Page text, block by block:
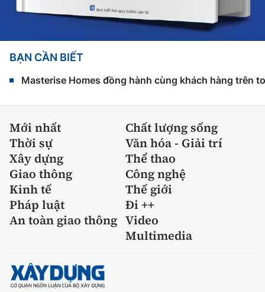
BẠN CẦN BIẾT
Masterise Homes đồng hành cùng khách hàng trên
Mới nhất
Chất lượng sống
Thời sự
Văn hóa - Giải trí
Xây dựng
Thể thao
Giao thông
Công nghệ
Kinh tế
Thế giới
Pháp luật
Đi ++
An toàn giao thông Video
Multimedia